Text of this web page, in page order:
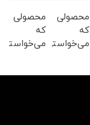
محصولی
که
می‌خواستی
محصولی
که
می‌خواستی